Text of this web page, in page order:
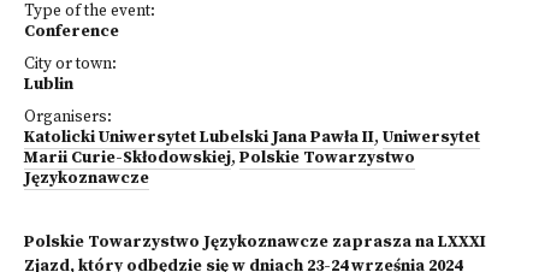
Type of the event:
Conference
City or town:
Lublin
Organisers:
Katolicki Uniwersytet Lubelski Jana Pawła II, Uniwersytet
Marii Curie-Skłodowskiej, Polskie Towarzystwo
Językoznawcze
Polskie Towarzystwo Językoznawcze zaprasza na LXXXI
Zjazd, który odbędzie się w dniach 23-24 września 2024